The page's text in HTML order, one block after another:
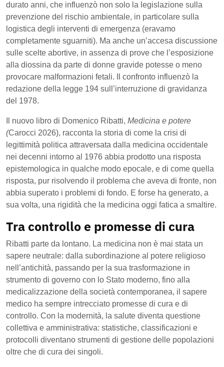
durato anni, che influenzò non solo la legislazione sulla
prevenzione del rischio ambientale, in particolare sulla
logistica degli interventi di emergenza (eravamo
completamente sguarniti). Ma anche un’accesa discussione
sulle scelte abortive, in assenza di prove che l’esposizione
alla diossina da parte di donne gravide potesse o meno
provocare malformazioni fetali. Il confronto influenzò la
redazione della legge 194 sull’interruzione di gravidanza
del 1978.
Il nuovo libro di Domenico Ribatti, Medicina e potere
(Carocci 2026), racconta la storia di come la crisi di
legittimità politica attraversata dalla medicina occidentale
nei decenni intorno al 1976 abbia prodotto una risposta
epistemologica in qualche modo epocale, e di come quella
risposta, pur risolvendo il problema che aveva di fronte, non
abbia superato i problemi di fondo. E forse ha generato, a
sua volta, una rigidità che la medicina oggi fatica a smaltire.
Tra controllo e promesse di cura
Ribatti parte da lontano. La medicina non è mai stata un
sapere neutrale: dalla subordinazione al potere religioso
nell’antichità, passando per la sua trasformazione in
strumento di governo con lo Stato moderno, fino alla
medicalizzazione della società contemporanea, il sapere
medico ha sempre intrecciato promesse di cura e di
controllo. Con la modernità, la salute diventa questione
collettiva e amministrativa: statistiche, classificazioni e
protocolli diventano strumenti di gestione delle popolazioni
oltre che di cura dei singoli.